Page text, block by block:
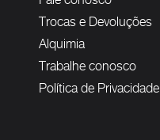
Trocas e Devoluções
Alquimia
Trabalhe conosco
Política de Privacidade